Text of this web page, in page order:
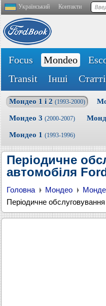
Український Контакти
Focus Mondeo
Transit
Інші Статті
Мондео 1 і 2 (1993-2000)
Мондео 3 (2000-2007)
Мондео 1 (1993-1996)
Періодичне
автомобіля
Головна Мондео
Періодичне обслуговування